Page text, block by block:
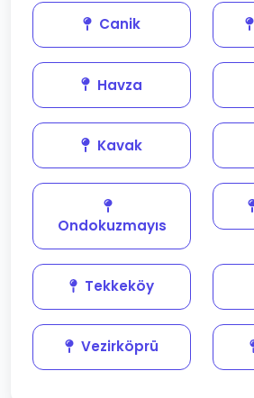
Canik
Havza
Kavak
Ondokuzmayıs
Tekkeköy
Vezirköprü